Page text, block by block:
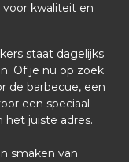
kwaliteit en
staat dagelijks
Of je nu op zoek
de barbecue, een
een speciaal
juiste adres.
smaken van